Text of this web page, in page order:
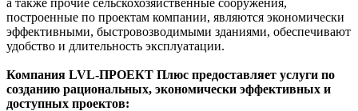
а также прочие сельскохозяйственные сооружения,
построенные по проектам компании, являются экономически
эффективными, быстровозводимыми зданиями, обеспечивают
удобство и длительность эксплуатации.
Компания LVL-ПРОЕКТ Плюс предоставляет услуги по
созданию рациональных, экономически эффективных и
доступных проектов: